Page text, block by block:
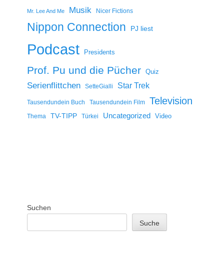
Mr. Lee And Me Musik Nicer Fictions
Nippon Connection PJ liest
Podcast Presidents
Prof. Pu und die Pücher Quiz
Serienflittchen SetteGialli Star Trek
Tausendundein Buch Tausendundein Film Television
Thema TV-TIPP Türkei Uncategorized Video
Suchen
Suche